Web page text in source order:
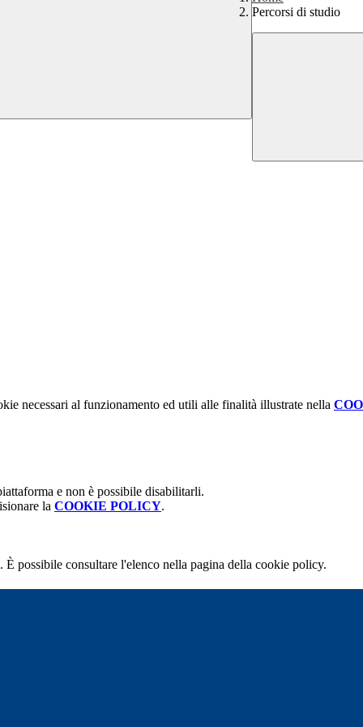
Percorsi di studio
necessari al funzionamento ed utili alle finalità illustrate nella
e non è possibile disabilitarli.
la COOKIE POLICY.
possibile consultare l'elenco nella pagina della cookie policy.